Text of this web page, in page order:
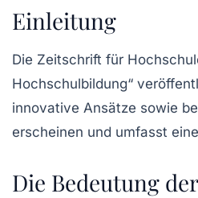
Einleitung
Die Zeitschrift für
Hochschulbildung“
innovative Ansätze sowie
erscheinen und umfasst
Die Bedeutung